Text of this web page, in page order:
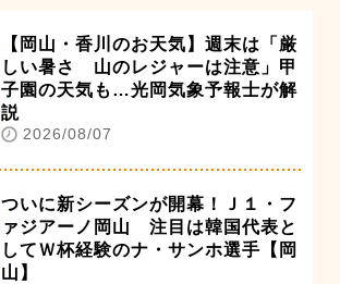
【岡山・香川のお天気】週末は「厳
しい暑さ 山のレジャーは注意」甲
子園の天気も…光岡気象予報士が解
説
2026/08/07
ついに新シーズンが開幕！Ｊ１・フ
ァジアーノ岡山 注目は韓国代表と
してＷ杯経験のナ・サンホ選手【岡
山】